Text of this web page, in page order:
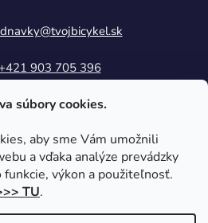
súbory cookies.
aby sme Vám umožnili
a vďaka analýze prevádzky
výkon a použiteľnosť.
TU.
@tvojbicykel.sk
903 705 396